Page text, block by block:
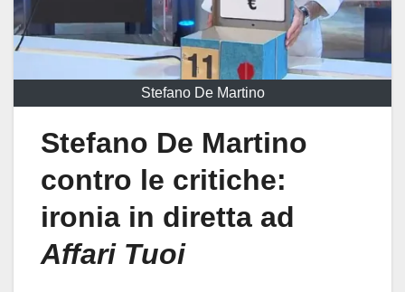
Stefano De Martino
Stefano De Martino
contro le critiche:
ironia in diretta ad
Affari Tuoi